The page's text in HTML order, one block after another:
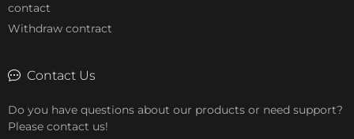
contact
Withdraw contract
Contact Us
Do you have questions about our products or need support?
Please contact us!